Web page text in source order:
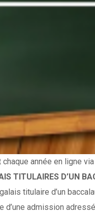
année en ligne
TITULAIRES D’UN
titulaire d’un
d’une admission